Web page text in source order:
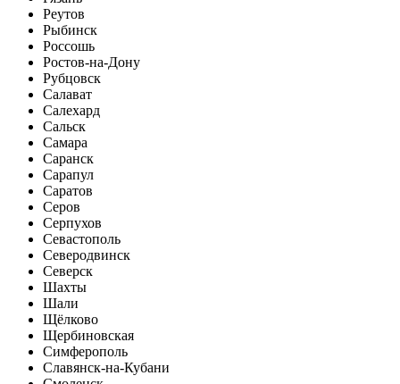
Реутов
Рыбинск
Россошь
Ростов-на-Дону
Рубцовск
Салават
Салехард
Сальск
Самара
Саранск
Сарапул
Саратов
Серов
Серпухов
Севастополь
Северодвинск
Северск
Шахты
Шали
Щёлково
Щербиновская
Симферополь
Славянск-на-Кубани